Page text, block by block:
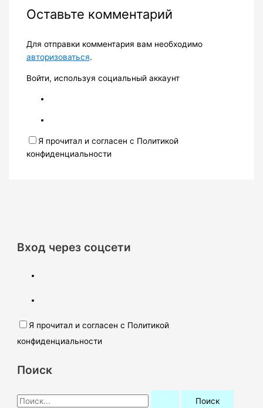
Оставьте комментарий
Для отправки комментария вам необходимо
авторизоваться.
Войти, используя социальный аккаунт
Я прочитал и согласен с Политикой
конфиденциальности
Вход через соцсети
Я прочитал и согласен с Политикой
конфиденциальности
Поиск
П